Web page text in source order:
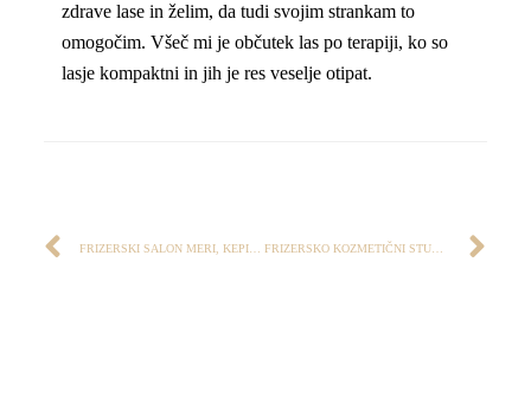
zdrave lase in želim, da tudi svojim strankam to
omogočim. Všeč mi je občutek las po terapiji, ko so
lasje kompaktni in jih je res veselje otipat.
FRIZERSKI SALON MERI, KEPIC BOŠTJAN S.P.